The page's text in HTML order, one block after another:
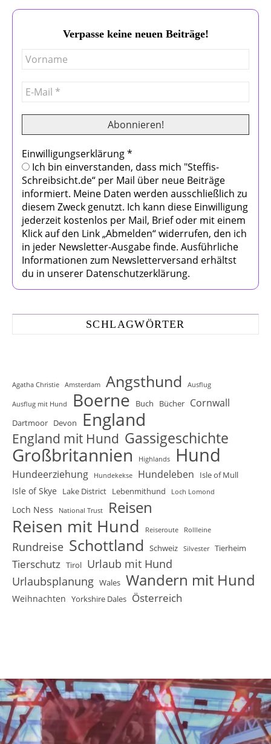
Verpasse keine neuen Beiträge!
Einwilligungserklärung*
Ich bin einverstanden, dass mich "Steffis-
Schreibsicht.de“ per Mail über neue Beiträge
informiert. Meine Daten werden ausschließlich zu
diesem Zweck genutzt. Ich kann diese Einwilligung
jederzeit kostenlos per Mail, Brief oder mit einem
Klick auf den Link „Abmelden“ widerrufen, den ich
in jeder Newsletter-Ausgabe finde. Ausführliche
Informationen zum Newsletterversand erhältst
du in unserer Datenschutzerklärung.
SCHLAGWÖRTER
Agatha Christie Amsterdam Angsthund Ausflug
Ausflug mit Hund Boerne Buch Bücher Cornwall
Dartmoor Devon England
England mit Hund Gassigeschichte
Großbritannien Highlands Hund
Hundeerziehung Hundekekse Hundeleben Isle of Mull
Isle of Skye Lake District Lebenmithund Loch Lomond
Loch Ness National Trust Reisen
Reisen mit Hund Reiseroute Rollleine
Rundreise Schottland Schweiz Silvester Tierheim
Tierschutz Tirol Urlaub mit Hund
Urlaubsplanung Wales Wandern mit Hund
Weihnachten Yorkshire Dales Österreich